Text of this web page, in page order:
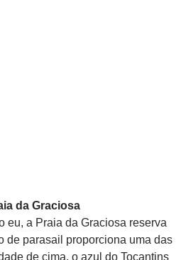
da Graciosa
eu, a Praia da Graciosa reserva
de parasail proporciona uma das
de cima, o azul do Tocantins